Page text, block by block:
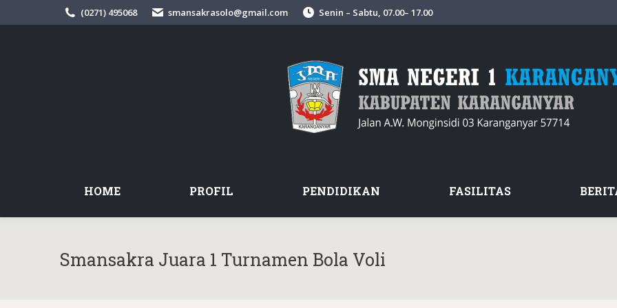
(0271) 495068 smansakrasolo@gmail.com Senin – Sabtu, 07.00– 17.00
HOME PROFIL PENDIDIKAN FASILITAS
Smansakra Juara 1 Turnamen Bola Voli